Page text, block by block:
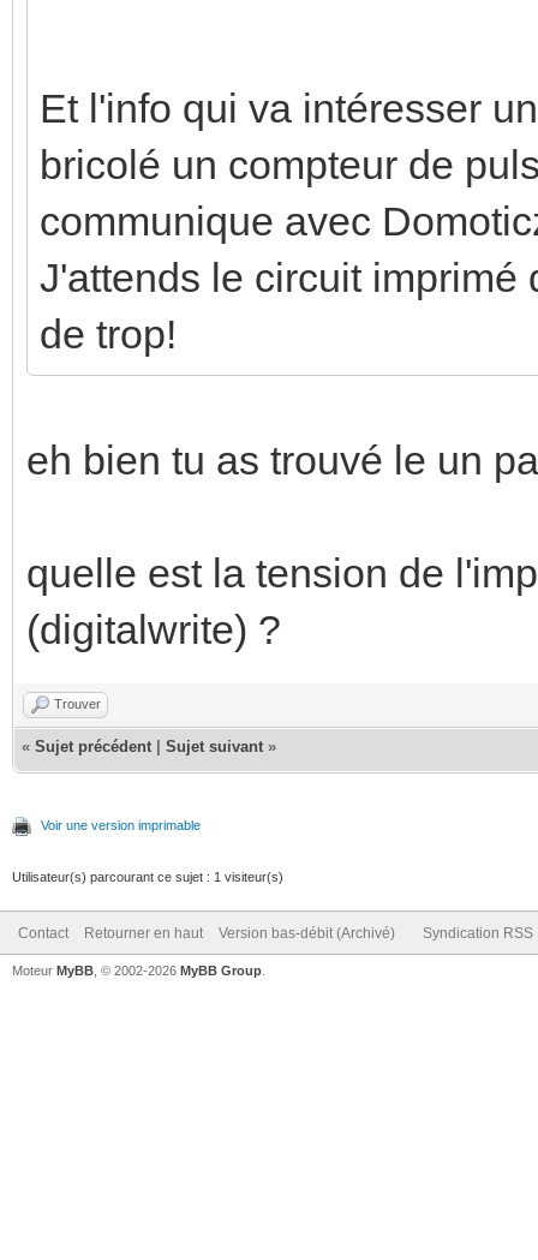
Et l'info qui va intéresser
bricolé un compteur de
communique avec
J'attends le circuit imprimé
de trop!
eh bien tu as trouvé le un
quelle est la tension de
(digitalwrite) ?
Trouver
« Sujet précédent Sujet suivant »
Voir une version imprimable
Utilisateur(s) parcourant ce sujet : 1 visiteur(s)
Contact Retourner en haut Version bas-débit (Archivé) Syndication RSS
Moteur MyBB , © 2002-2026 MyBB Group